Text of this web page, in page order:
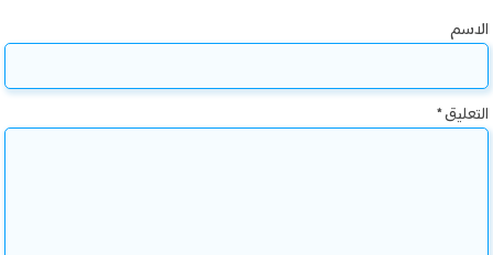
الاسم
التعليق*